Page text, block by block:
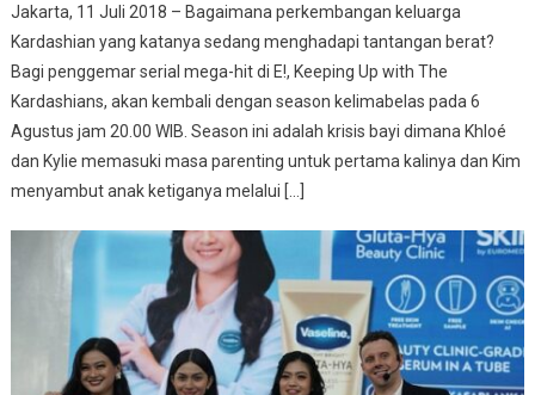
Jakarta, 11 Juli 2018 – Bagaimana perkembangan keluarga
Kardashian yang katanya sedang menghadapi tantangan berat?
Bagi penggemar serial mega-hit di E!, Keeping Up with The
Kardashians, akan kembali dengan season kelimabelas pada 6
Agustus jam 20.00 WIB. Season ini adalah krisis bayi dimana Khloé
dan Kylie memasuki masa parenting untuk pertama kalinya dan Kim
menyambut anak ketiganya melalui […]